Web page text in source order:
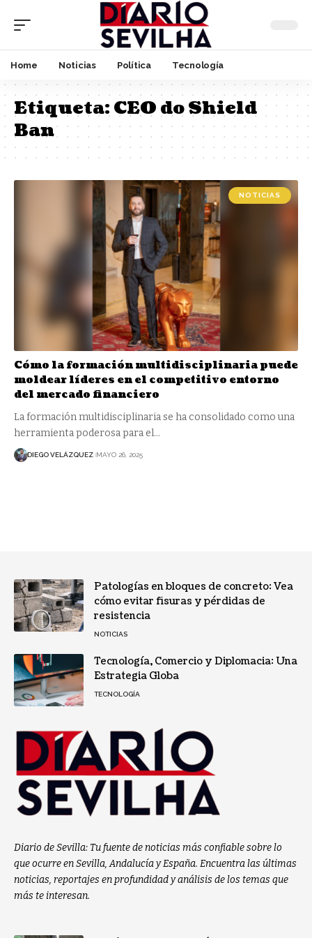
Home Noticias Política Tecnología
Etiqueta:CEO do Shield
Ban
NOTICIAS
Cómo la formación multidisciplinaria puede
moldear líderes en el competitivo entorno
del mercado financiero
La formación multidisciplinaria se ha consolidado como una
herramienta poderosa para el…
DIEGO VELÁZQUEZ MAYO 26, 2025
Patologías en bloques de concreto: Vea
cómo evitar fisuras y pérdidas de
resistencia
NOTICIAS
Tecnología, Comercio y Diplomacia: Una
Estrategia Globa
TECNOLOGÍA
Diario de Sevilla: Tu fuente de noticias más confiable sobre lo
que ocurre en Sevilla, Andalucía y España. Encuentra las últimas
noticias, reportajes en profundidad y análisis de los temas que
más te interesan.